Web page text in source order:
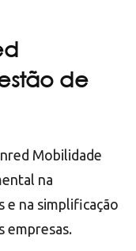
de
Mobilidade
na
e na simplificação
empresas.